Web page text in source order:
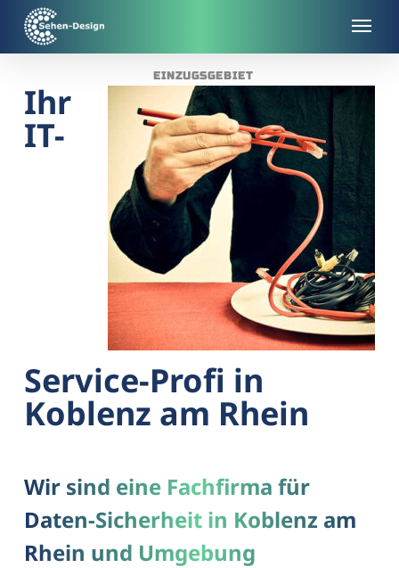
main
EINZUGSGEBIET
Ihr
IT-
Service-Profi in
Koblenz am Rhein
Wir sind eine Fachfirma für
Daten-Sicherheit in Koblenz am
Rhein und Umgebung